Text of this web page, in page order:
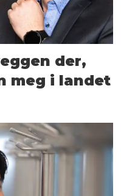
der,
meg i landet